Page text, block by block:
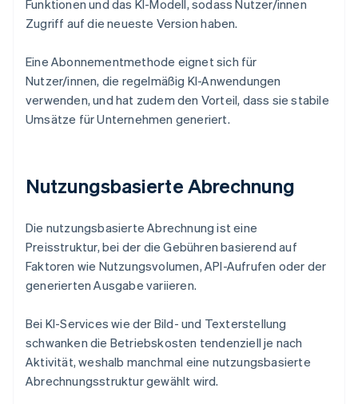
Funktionen und das KI-Modell, sodass Nutzer/innen
Zugriff auf die neueste Version haben.
Eine Abonnementmethode eignet sich für
Nutzer/innen, die regelmäßig KI-Anwendungen
verwenden, und hat zudem den Vorteil, dass sie stabile
Umsätze für Unternehmen generiert.
Nutzungsbasierte Abrechnung
Die nutzungsbasierte Abrechnung ist eine
Preisstruktur, bei der die Gebühren basierend auf
Faktoren wie Nutzungsvolumen, API-Aufrufen oder der
generierten Ausgabe variieren.
Bei KI-Services wie der Bild- und Texterstellung
schwanken die Betriebskosten tendenziell je nach
Aktivität, weshalb manchmal eine nutzungsbasierte
Abrechnungsstruktur gewählt wird.